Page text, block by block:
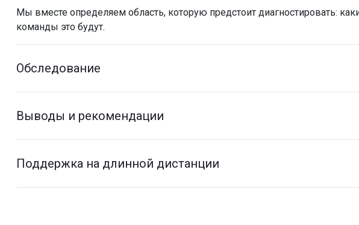
Мы вместе определяем область, которую предстоит диагностировать:
команды это будут.
Обследование
Выводы и рекомендации
Поддержка на длинной дистанции